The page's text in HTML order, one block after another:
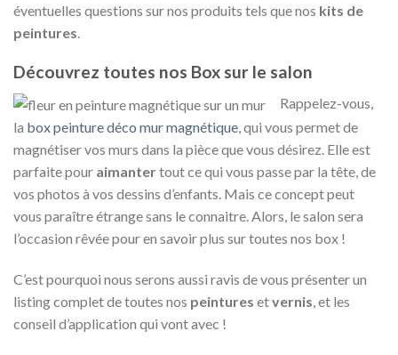
éventuelles questions sur nos produits tels que nos kits de
peintures
Découvrez toutes nos Box sur le salon
Rappelez-vous,
la box peinture déco mur magnétique, qui vous permet de
magnétiser vos murs dans la pièce que vous désirez. Elle est
parfaite pour aimantertout ce qui vous passe par la tête, de
vos photos à vos dessins d’enfants. Mais ce concept peut
vous paraître étrange sans le connaitre. Alors, le salon sera
l’occasion rêvée pour en savoir plus sur toutes nos box !
C’est pourquoi nous serons aussi ravis de vous présenter un
listing complet de toutes nos peintures etvernis, et les
conseil d’application qui vont avec !